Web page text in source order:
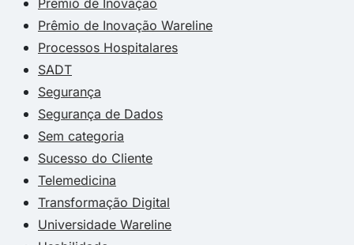
Prêmio de Inovação Wareline
Processos Hospitalares
SADT
Segurança
Segurança de Dados
Sem categoria
Sucesso do Cliente
Telemedicina
Transformação Digital
Universidade Wareline